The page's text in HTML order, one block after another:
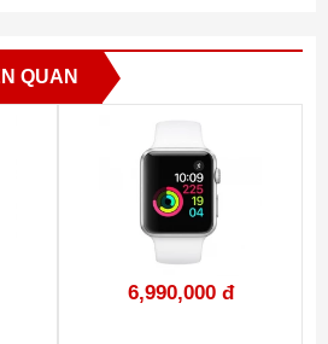
Watch Series 1 với thiết kế vỏ ngoài
trọng, kiểu dáng nhỏ gọn tạo cảm
khi đeo. Đồng hồ được trang bị màn
có thể đạt độ sáng 450 nit - một
mọi trường hợp ánh sáng mạnh vẫn
QUAN
6,990,000 đ